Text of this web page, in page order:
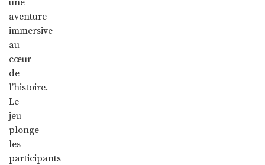
aventure
immersive
au
cœur
de
l’histoire.
Le
jeu
plonge
les
participants